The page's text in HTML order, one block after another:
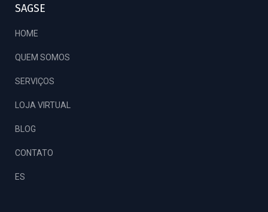
SAGSE
HOME
QUEM SOMOS
SERVIÇOS
LOJA VIRTUAL
BLOG
CONTATO
ES